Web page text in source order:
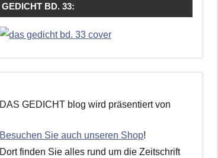
GEDICHT BD. 33:
DAS GEDICHT blog wird präsentiert von
Besuchen Sie auch unseren Shop!
Dort finden Sie alles rund um die Zeitschrift